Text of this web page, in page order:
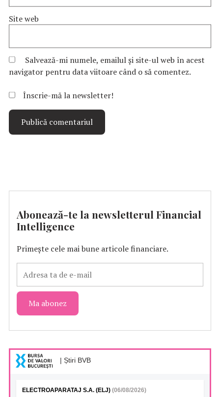
Site web
Salvează-mi numele, emailul și site-ul web în acest
navigator pentru data viitoare când o să comentez.
Înscrie-mă la newsletter!
Abonează-te la newsletterul Financial
Intelligence
Primește cele mai bune articole financiare.
| Știri BVB
ELECTROAPARATAJ S.A. (ELJ) (06/08/2026)